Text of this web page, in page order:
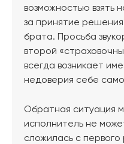
возможностью взять
за принятие
брата. Просьба
второй
всегда возникает
недоверия себе
Обратная ситуация
исполнитель не
сложилась с